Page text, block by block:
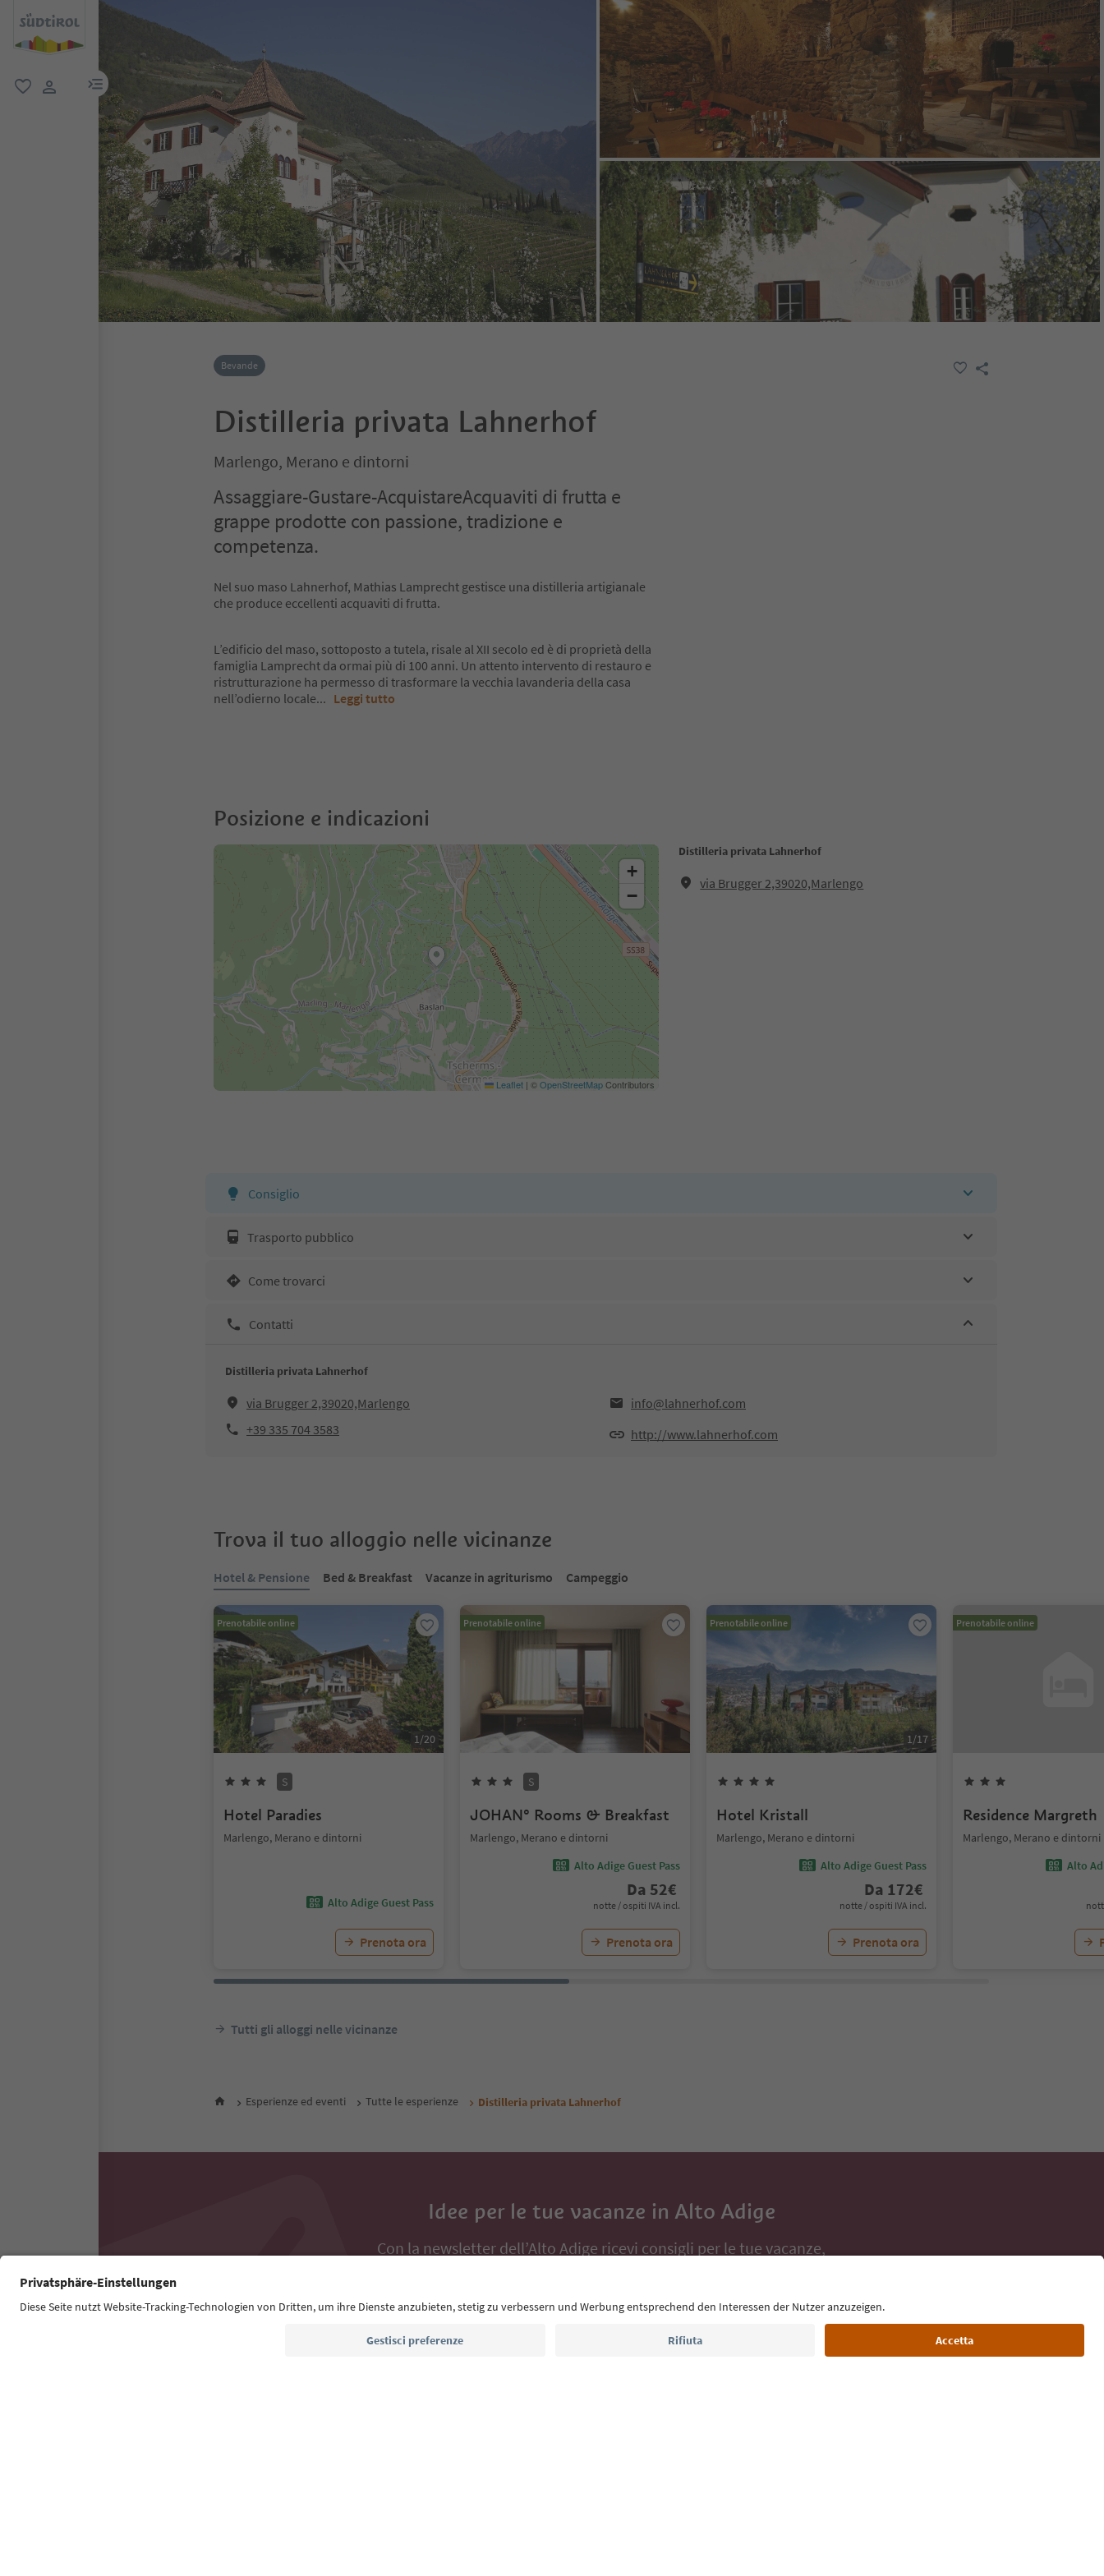
menu link
Bevande
Distilleria privata Lahnerhof
Marlengo, Merano e dintorni
Assaggiare-Gustare-AcquistareAcquaviti di frutta e
grappe prodotte con passione, tradizione e
competenza.
Nel suo maso Lahnerhof, Mathias Lamprecht gestisce una distilleria artigianale
che produce eccellenti acquaviti di frutta.
L’edificio del maso, sottoposto a tutela, risale al XII secolo ed è di proprietà della
famiglia Lamprecht da ormai più di 100 anni. Un attento intervento di restauro e
ristrutturazione ha permesso di trasformare la vecchia lavanderia della casa
nell’odierno locale... Leggi tutto
Posizione e indicazioni
Distilleria privata Lahnerhof
via Brugger 2,39020,Marlengo
+
−
Leaflet | ©OpenStreetMapContributors
Consiglio
Trasporto pubblico
Come trovarci
Contatti
Distilleria privata Lahnerhof
via Brugger 2,39020,Marlengo
info@lahnerhof.com
+39 335 704 3583
http://www.lahnerhof.com
Trova il tuo alloggio nelle vicinanze
Hotel & Pensione Bed & Breakfast Vacanze in agriturismo Campeggio
Prenotabile online
1/20
S
Hotel Paradies
Marlengo, Merano e dintorni
Alto Adige Guest Pass
Prenota ora
Prenotabile online
S
JOHAN° Rooms & Breakfast
Marlengo, Merano e dintorni
Alto Adige Guest Pass
Da 52€
notte / ospiti IVA incl.
Prenota ora
Prenotabile online
1/17
Hotel Kristall
Marlengo, Merano e dintorni
Alto Adige Guest Pass
Da 172€
notte / ospiti IVA incl.
Prenota ora
Prenotabile online
Residence Margreth
Marlengo, Merano e dintorni
Alto
Tutti gli alloggi nelle vicinanze
Esperienze ed eventi Tutte le esperienze Distilleria privata Lahnerhof
Idee per le tue vacanze in Alto Adige
Con la newsletter dell’Alto Adige ricevi consigli per le tue vacanze,